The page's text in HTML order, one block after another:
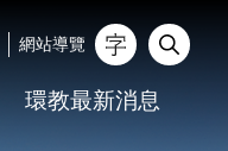
_
網站導覽
環教最新消息